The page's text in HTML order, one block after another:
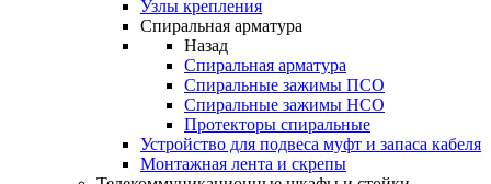
Узлы крепления
Спиральная арматура
Назад
Спиральная арматура
Спиральные зажимы ПСО
Спиральные зажимы НСО
Протекторы спиральные
Устройство для подвеса муфт и запаса кабеля
Монтажная лента и скрепы